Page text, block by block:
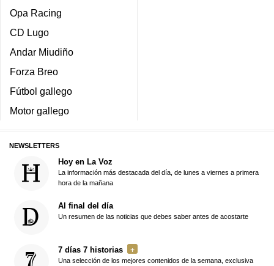
Opa Racing
CD Lugo
Andar Miudiño
Forza Breo
Fútbol gallego
Motor gallego
NEWSLETTERS
Hoy en La Voz
La información más destacada del día, de lunes a viernes a primera
hora de la mañana
Al final del día
Un resumen de las noticias que debes saber antes de acostarte
7 días 7 historias
Una selección de los mejores contenidos de la semana, exclusiva